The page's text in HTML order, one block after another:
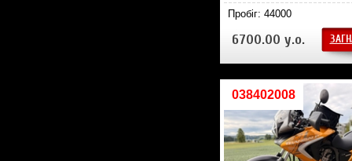
Пробіг: 44000
6700.00 у.о.
038402008